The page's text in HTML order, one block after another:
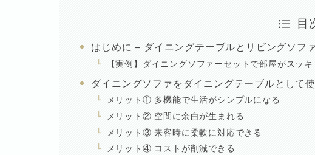
目
はじめに – ダイニングテーブルとリビングソフ
【実例】ダイニングソファーセットで部屋がスッキ
ダイニングソファをダイニングテーブルとして
メリット① 多機能で生活がシンプルになる
メリット② 空間に余白が生まれる
メリット③ 来客時に柔軟に対応できる
メリット④ コストが削減できる